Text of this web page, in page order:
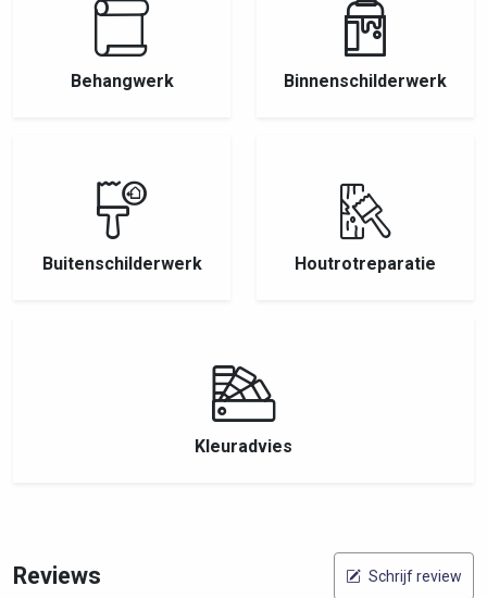
Behangwerk Binnenschilderwerk
Buitenschilderwerk Houtrotreparatie
Kleuradvies
Reviews Schrijf review